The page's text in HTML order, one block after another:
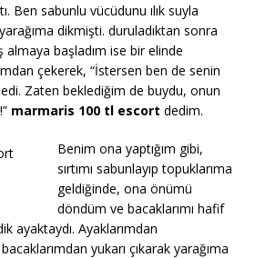
Ben sabunlu vücüdunu ılık suyla
dikmişti. duruladıktan sonra
almaya başladım ise bir elinde
çekerek, “İstersen ben de senin
dedi. Zaten beklediğim de buydu, onun
marmaris 100 tl escort dedim.
Benim ona yaptığım gibi,
sırtımı sabunlayıp topuklarıma
geldiğinde, ona önümü
döndüm ve bacaklarımı hafif
ayaktaydı. Ayaklarımdan
yukarı çıkarak yarağıma